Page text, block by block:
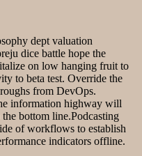
dept valuation
dice battle hope the
on low hanging fruit to
to beta test. Override the
from DevOps.
information highway will
bottom line.Podcasting
of workflows to establish
indicators offline.